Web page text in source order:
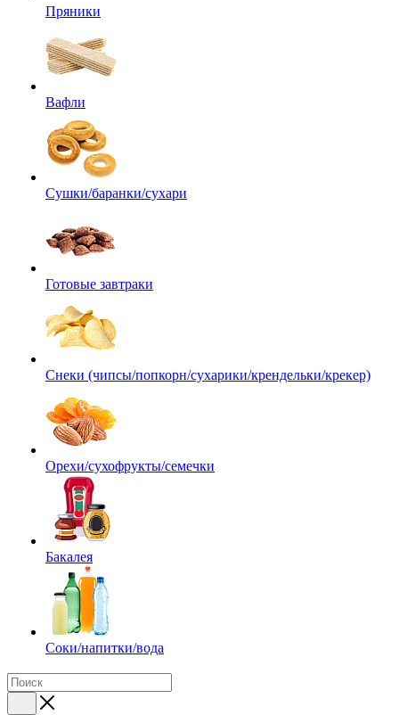
Пряники
Вафли
Сушки/баранки/сухари
Готовые завтраки
Снеки (чипсы/попкорн/сухарики/крендельки/крекер)
Орехи/сухофрукты/семечки
Бакалея
Соки/напитки/вода